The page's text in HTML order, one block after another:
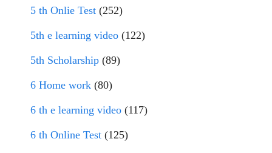
5 th Onlie Test (252)
5th e learning video (122)
5th Scholarship (89)
6 Home work (80)
6 th e learning video (117)
6 th Online Test (125)